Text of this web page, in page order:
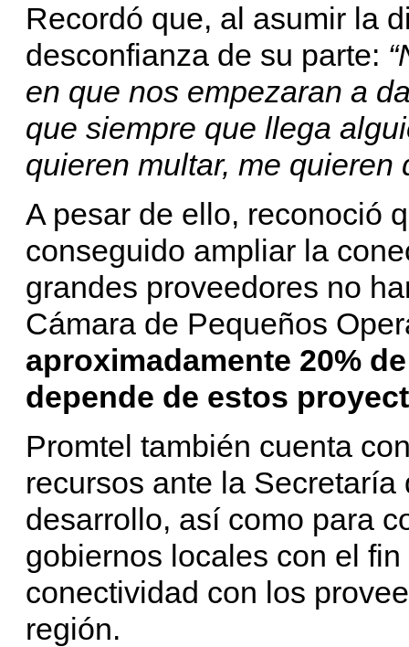
Recordó que, al asumir la
desconfianza de su parte:
en que nos empezaran a
que siempre que llega
quieren multar, me quieren
A pesar de ello, reconoció
conseguido ampliar la
grandes proveedores no
Cámara de Pequeños
aproximadamente 20%
depende de estos
Promtel también cuenta
recursos ante la
desarrollo, así como para
gobiernos locales con el
conectividad con los
región.